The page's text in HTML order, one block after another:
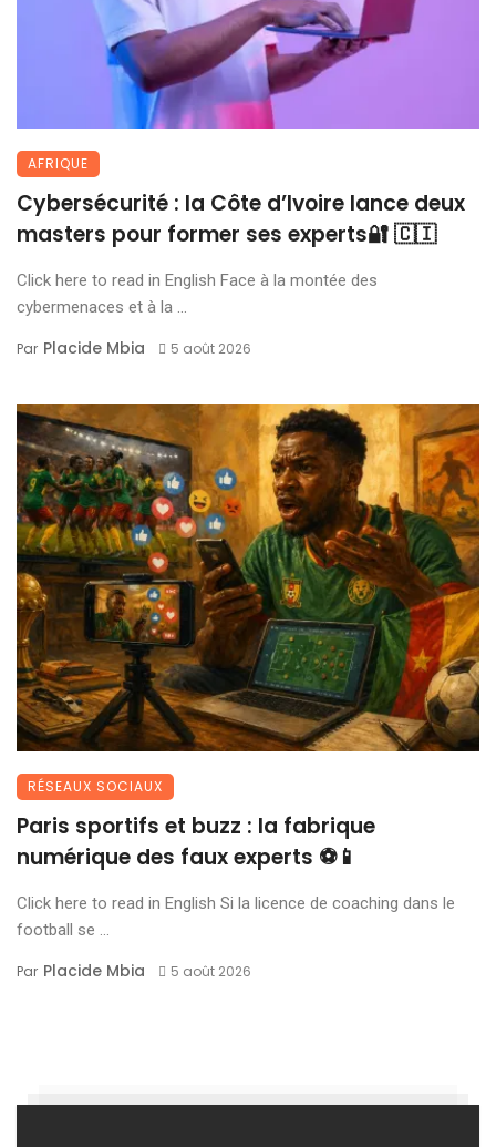
AFRIQUE
Cybersécurité : la Côte d’Ivoire lance deux
masters pour former ses experts🔐 🇨🇮
Click here to read in English Face à la montée des
cybermenaces et à la ...
Par Placide Mbia 5 août 2026
RÉSEAUX SOCIAUX
Paris sportifs et buzz : la fabrique
numérique des faux experts ⚽📱
Click here to read in English Si la licence de coaching dans le
football se ...
Par Placide Mbia 5 août 2026